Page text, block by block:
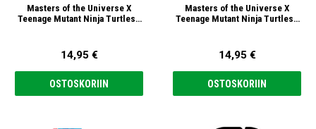
Masters of the Universe X
Teenage Mutant Ninja Turtles :
14,95 €
OSTOSKORIIN
Masters of the Universe X
Teenage Mutant Ninja Turtles :
14,95 €
OSTOSKORIIN